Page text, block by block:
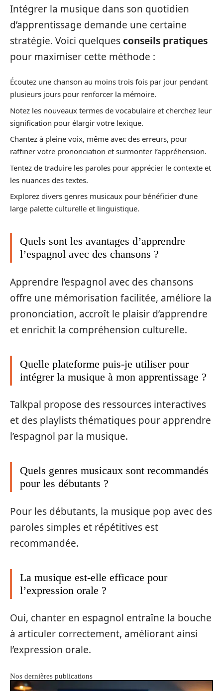
Intégrer la musique dans son quotidien
d’apprentissage demande une certaine
stratégie. Voici quelquesconseils pratiques
pour maximiser cette méthode :
Écoutez une chanson au moins trois fois par jour pendant
plusieurs jours pour renforcer la mémoire.
Notez les nouveaux termes de vocabulaire et cherchez leur
signification pour élargir votre lexique.
Chantez à pleine voix, même avec des erreurs, pour
raffiner votre prononciation et surmonter l’appréhension.
Tentez de traduire les paroles pour apprécier le contexte et
les nuances des textes.
Explorez divers genres musicaux pour bénéficier d’une
large palette culturelle et linguistique.
Quels sont les avantages d’apprendre
l’espagnol avec des chansons ?
Apprendre l’espagnol avec des chansons
offre une mémorisation facilitée, améliore la
prononciation, accroît le plaisir d’apprendre
et enrichit la compréhension culturelle.
Quelle plateforme puis-je utiliser pour
intégrer la musique à mon apprentissage ?
Talkpal propose des ressources interactives
et des playlists thématiques pour apprendre
l’espagnol par la musique.
Quels genres musicaux sont recommandés
pour les débutants ?
Pour les débutants, la musique pop avec des
paroles simples et répétitives est
recommandée.
La musique est-elle efficace pour
l’expression orale ?
Oui, chanter en espagnol entraîne la bouche
à articuler correctement, améliorant ainsi
l’expression orale.
Nos dernières publications